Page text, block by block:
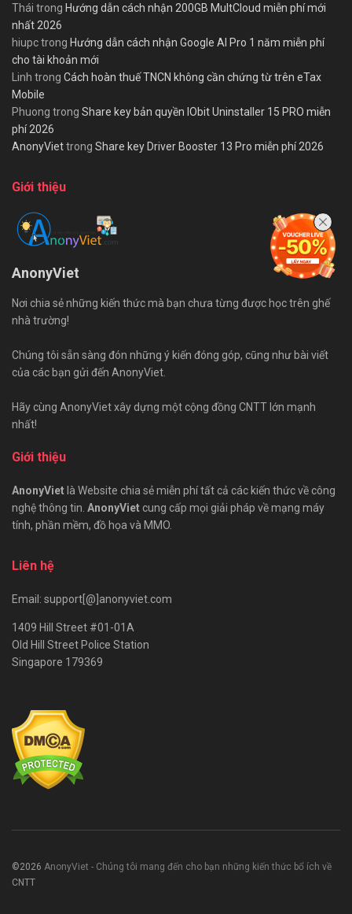
Thái trong Hướng dẫn cách nhận 200GB MultCloud miễn phí mới
nhất 2026
hiupctrong Hướng dẫn cách nhận Google AI Pro 1 năm miễn phí
cho tài khoản mới
Linh trong Cách hoàn thuế TNCN không cần chứng từ trên eTax
Mobile
Phuong trong Share key bản quyền IObit Uninstaller 15 PRO miễn
phí 2026
AnonyViettrong Share key Driver Booster 13 Pro miễn phí 2026
Giới thiệu
AnonyViet
Nơi chia sẻ những kiến thức mà bạn chưa từng được học trên ghế
nhà trường!
Chúng tôi sẵn sàng đón những ý kiến đóng góp, cũng như bài viết
của các bạn gửi đến AnonyViet.
Hãy cùng AnonyViet xây dựng một cộng đồng CNTT lớn mạnh
nhất!
Giới thiệu
AnonyViet là Website chia sẻ miễn phí tất cả các kiến thức về công
nghệ thông tin. AnonyViet cung cấp mọi giải pháp về mạng máy
tính, phần mềm, đồ họa và MMO.
Liên hệ
Email: support[@]anonyviet.com
1409 Hill Street #01-01A
Old Hill Street Police Station
Singapore 179369
©2026 AnonyViet - Chúng tôi mang đến cho bạn những kiến thức bổ ích về
CNTT